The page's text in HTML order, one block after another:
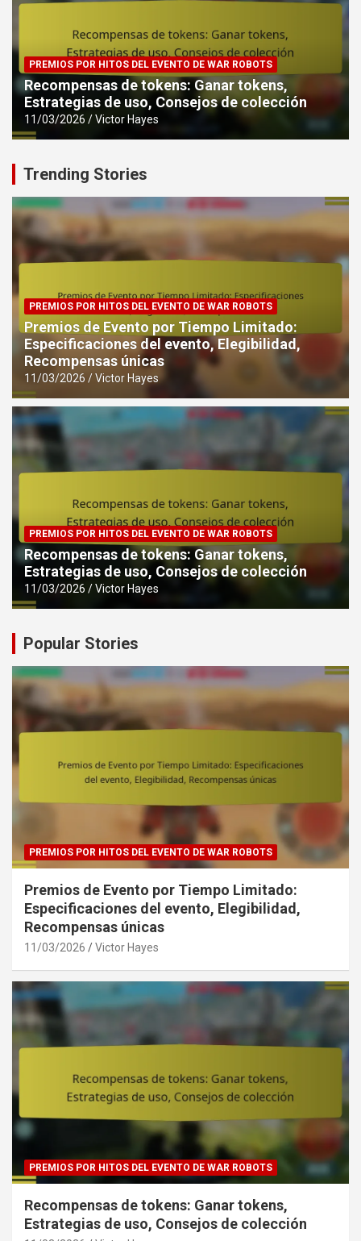
PREMIOS POR HITOS DEL EVENTO DE WAR ROBOTS
Recompensas de tokens: Ganar tokens,
Estrategias de uso, Consejos de colección
11/03/2026 Victor Hayes
Trending Stories
PREMIOS POR HITOS DEL EVENTO DE WAR ROBOTS
Premios de Evento por Tiempo Limitado:
Especificaciones del evento, Elegibilidad,
Recompensas únicas
11/03/2026 Victor Hayes
PREMIOS POR HITOS DEL EVENTO DE WAR ROBOTS
Recompensas de tokens: Ganar tokens,
Estrategias de uso, Consejos de colección
11/03/2026 Victor Hayes
Popular Stories
PREMIOS POR HITOS DEL EVENTO DE WAR ROBOTS
Premios de Evento por Tiempo Limitado:
Especificaciones del evento, Elegibilidad,
Recompensas únicas
11/03/2026 Victor Hayes
PREMIOS POR HITOS DEL EVENTO DE WAR ROBOTS
Recompensas de tokens: Ganar tokens,
Estrategias de uso, Consejos de colección